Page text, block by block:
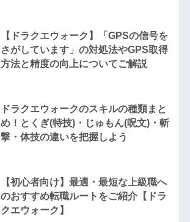
【ドラクエウォーク】「GPSの信号を
さがしています」の対処法やGPS取得
方法と精度の向上についてご解説
ドラクエウォークのスキルの種類まと
め！とくぎ(特技)・じゅもん(呪文)・斬
撃・体技の違いを把握しよう
【初心者向け】最適・最短な上級職へ
のおすすめ転職ルートをご紹介【ドラ
クエウォーク】